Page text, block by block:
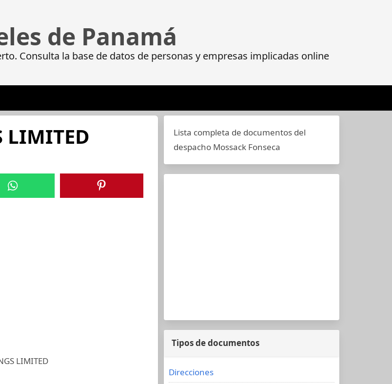
de Panamá
Consulta la base de datos de personas y empresas implicadas online
LIMITED
LIMITED
Lista completa de documentos del
despacho Mossack Fonseca
Tipos de documentos
Direcciones